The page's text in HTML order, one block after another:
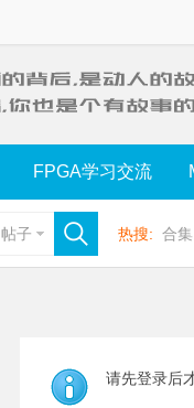
FPGA学习交流
帖子 热搜: 合集
请先登录后